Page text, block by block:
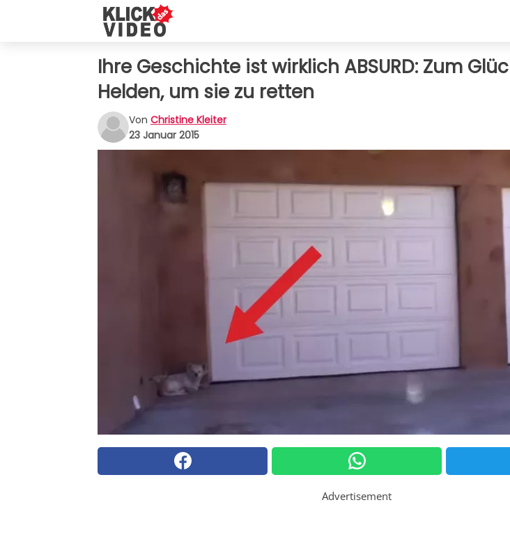
Ihre Geschichte ist wirklich ABSURD: Zum
Helden, um sie zu retten
Von Christine Kleiter
23 Januar 2015
Advertisement